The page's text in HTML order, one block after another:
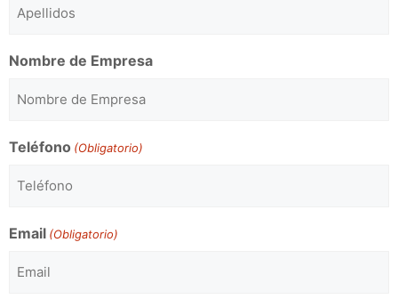
Nombre de Empresa
Teléfono (Obligatorio)
Email (Obligatorio)